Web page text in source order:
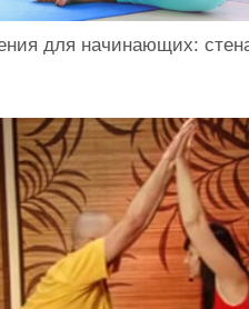
для начинающих: